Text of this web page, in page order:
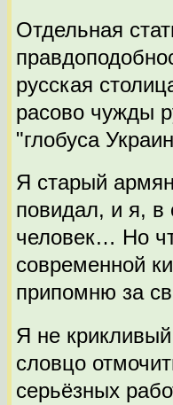
Отдельная
русская
расово чужды
"глобуса
Я старый
повидал, и я,
человек… Но
современной
припомню за
Я не
словцо
серьёзных